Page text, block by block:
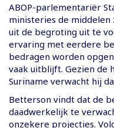
ABOP-parlementariër
ministeries de
uit de begroting uit te
ervaring met eerdere
bedragen worden
vaak uitblijft. Gezien de
Suriname verwacht hij
Betterson vindt dat de
daadwerkelijk te
onzekere projecties.